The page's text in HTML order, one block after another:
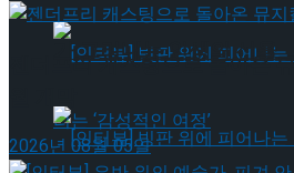
가 그려내는 인생의 선율
젠더프리 캐스팅으로 돌아온
2026년 08월 05일